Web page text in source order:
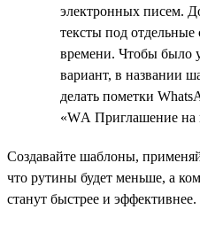
электронных писем.
тексты под отдельные
времени. Чтобы было
вариант, в названии
делать пометки
«WА Приглашение на
Создавайте шаблоны,
что рутины будет меньше, а
станут быстрее и эффективнее.